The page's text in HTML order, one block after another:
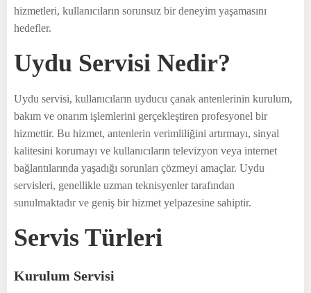
hizmetleri, kullanıcıların sorunsuz bir deneyim yaşamasını
hedefler.
Uydu Servisi Nedir?
Uydu servisi, kullanıcıların uyducu çanak antenlerinin kurulum,
bakım ve onarım işlemlerini gerçekleştiren profesyonel bir
hizmettir. Bu hizmet, antenlerin verimliliğini artırmayı, sinyal
kalitesini korumayı ve kullanıcıların televizyon veya internet
bağlantılarında yaşadığı sorunları çözmeyi amaçlar. Uydu
servisleri, genellikle uzman teknisyenler tarafından
sunulmaktadır ve geniş bir hizmet yelpazesine sahiptir.
Servis Türleri
Kurulum Servisi